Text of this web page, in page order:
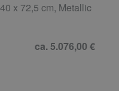
x 72,5 cm, Metallic
ca. 5.076,00 €